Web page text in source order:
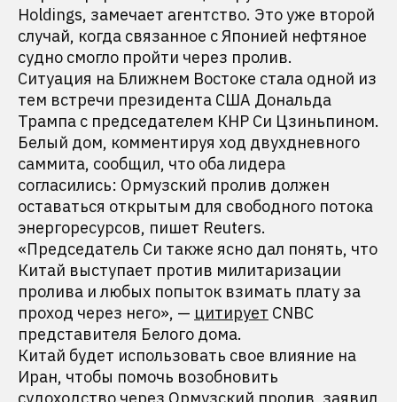
Holdings, замечает агентство. Это уже второй
случай, когда связанное с Японией нефтяное
судно смогло пройти через пролив.
Ситуация на Ближнем Востоке стала одной из
тем встречи президента США Дональда
Трампа с председателем КНР Си Цзиньпином.
Белый дом, комментируя ход двухдневного
саммита, сообщил, что оба лидера
согласились: Ормузский пролив должен
оставаться открытым для свободного потока
энергоресурсов, пишет Reuters.
«Председатель Си также ясно дал понять, что
Китай выступает против милитаризации
пролива и любых попыток взимать плату за
проход через него», — цитирует CNBC
представителя Белого дома.
Китай будет использовать свое влияние на
Иран, чтобы помочь возобновить